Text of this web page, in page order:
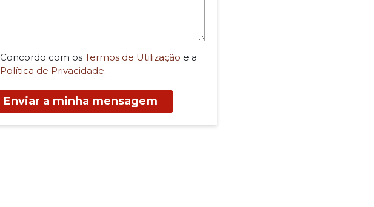
Concordo com os Termos de Utilização e a
Política de Privacidade.
Enviar a minha mensagem